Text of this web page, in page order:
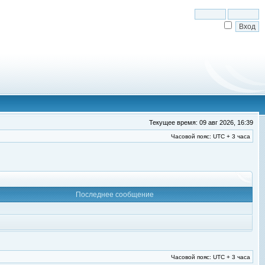
Текущее время: 09 авг 2026, 16:39
Часовой пояс: UTC + 3 часа
Последнее сообщение
Часовой пояс: UTC + 3 часа